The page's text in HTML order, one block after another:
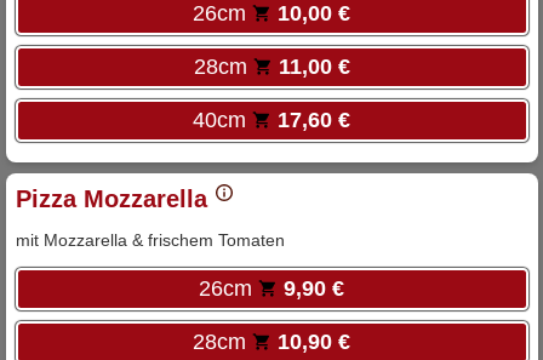
26cm 10,00 €
28cm 11,00 €
40cm 17,60 €
Pizza Mozzarella
mit Mozzarella & frischem Tomaten
26cm 9,90 €
28cm 10,90 €